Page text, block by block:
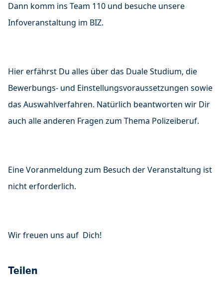
Dann komm ins Team 110 und besuche unsere
Infoveranstaltung im BIZ.
Hier erfährst Du alles über das Duale Studium, die
Bewerbungs- und Einstellungsvoraussetzungen sowie
das Auswahlverfahren. Natürlich beantworten wir Dir
auch alle anderen Fragen zum Thema Polizeiberuf.
Eine Voranmeldung zum Besuch der Veranstaltung ist
nicht erforderlich.
Wir freuen uns auf Dich!
Teilen